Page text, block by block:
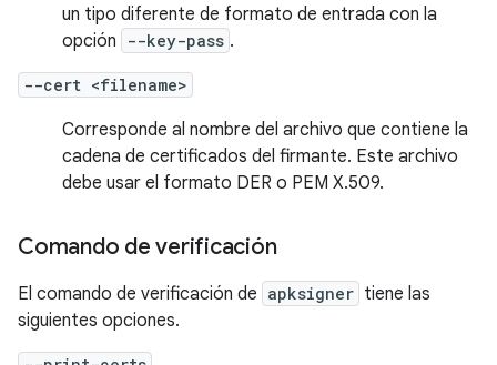
un tipo diferente de formato de entrada con la
opción
--key-pass .
--cert <filename>
Corresponde al nombre del archivo que contiene la
cadena de certificados del firmante. Este archivo
debe usar el formato DER o PEM X.509.
Comando de verificación
El comando de verificación de apksigner tiene las
siguientes opciones.